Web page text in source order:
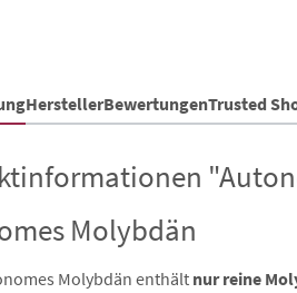
HerstellerBewertungenTrusted
Molybdän
Molybdän enthältnur reine